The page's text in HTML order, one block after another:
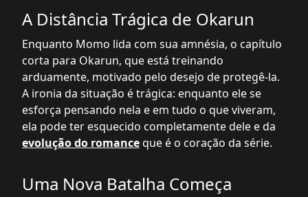
A Distância Trágica de Okarun
Enquanto Momo lida com sua amnésia, o capítulo
corta para Okarun, que está treinando
arduamente, motivado pelo desejo de protegê-la.
A ironia da situação é trágica: enquanto ele se
esforça pensando nela e em tudo o que viveram,
ela pode ter esquecido completamente dele e da
evolução do romanceque é o coração da série.
Uma Nova Batalha Começa